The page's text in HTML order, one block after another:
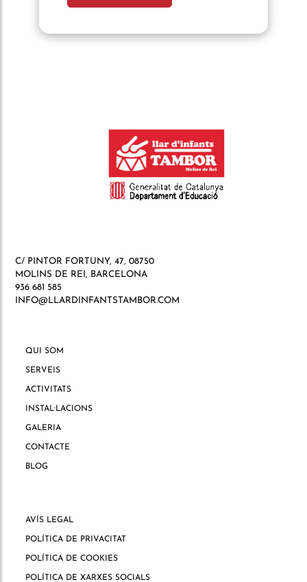
C/ PINTOR FORTUNY, 47, 08750
MOLINS DE REI, BARCELONA
936 681 585
INFO@LLARDINFANTSTAMBOR.COM
QUI SOM
SERVEIS
ACTIVITATS
INSTAL·LACIONS
GALERIA
CONTACTE
BLOG
AVÍS LEGAL
POLÍTICA DE PRIVACITAT
POLÍTICA DE COOKIES
POLÍTICA DE XARXES SOCIALS